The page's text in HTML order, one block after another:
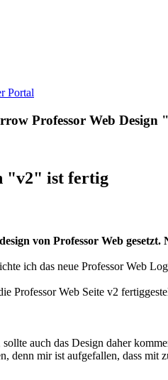
Professor Web
"v2" ist fertig
von Professor Web
ich das neue Professor Web
Professor Web Seite v2
auch das Design daher
denn mir ist aufgefallen, dass